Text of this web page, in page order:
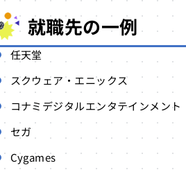
就職先の一例
任天堂
スクウェア・エニックス
コナミデジタルエンタテインメント
セガ
Cygames